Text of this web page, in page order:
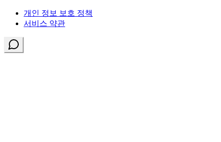
개인 정보 보호 정책
서비스 약관